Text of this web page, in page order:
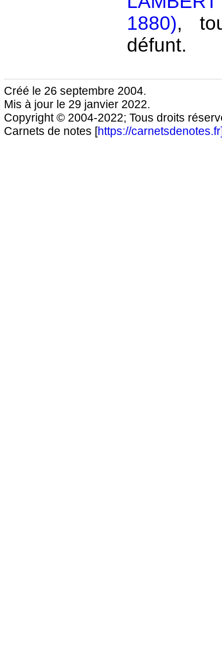
1880),
défunt.
Créé le 26 septembre 2004.
Mis à jour le 29 janvier 2022.
Copyright © 2004-2022; Tous droits
Carnets de notes [https://